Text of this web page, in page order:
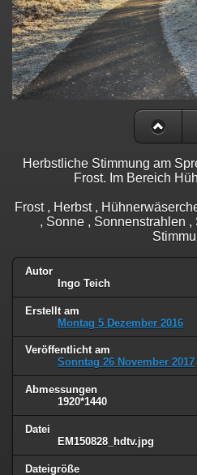
Herbstliche Stimmung am
Frost. Im Bereich
Frost , Herbst ,
, Sonne , Sonnenstrahlen ,
Autor
Ingo Teich
Erstellt am
Montag 5 Dezember 2016
Veröffentlicht am
Sonntag 26 November 2017
Abmessungen
1920*1440
Datei
EM150828_hdtv.jpg
Dateigröße